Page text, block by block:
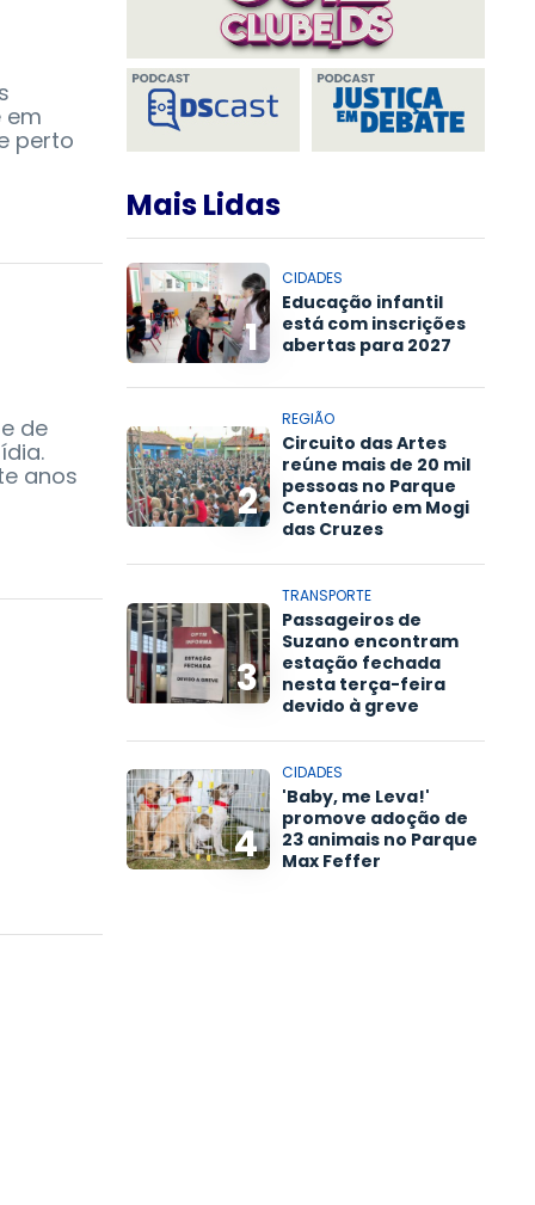
em
perto
de
anos
Mais Lidas
1
CIDADES
Educação infantil
está com inscrições
abertas para 2027
2
REGIÃO
Circuito das Artes
reúne mais de 20 mil
pessoas no Parque
Centenário em Mogi
das Cruzes
3
TRANSPORTE
Passageiros de
Suzano encontram
estação fechada
nesta terça-feira
devido à greve
4
CIDADES
'Baby, me Leva!'
promove adoção de
23 animais no Parque
Max Feffer